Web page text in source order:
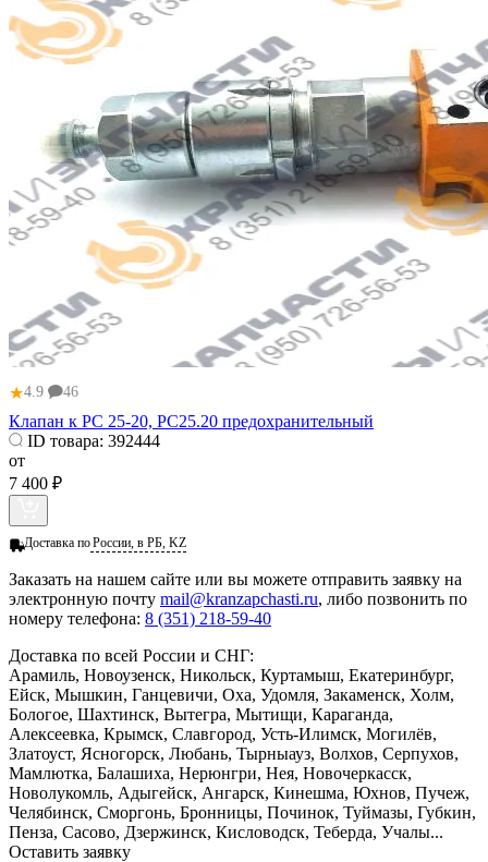
★4.9 46
Клапан к РС 25-20, РС25.20 предохранительный
ID товара: 392444
от
7 400 ₽
Доставка поРоссии, в РБ, KZ
Заказать на нашем сайте или вы можете отправить заявку на
электронную почту mail@kranzapchasti.ru, либо позвонить по
номеру телефона: 8 (351) 218-59-40
Доставка по всей России и СНГ:
Арамиль, Новоузенск, Никольск, Куртамыш, Екатеринбург,
Ейск, Мышкин, Ганцевичи, Оха, Удомля, Закаменск, Холм,
Бологое, Шахтинск, Вытегра, Мытищи, Караганда,
Алексеевка, Крымск, Славгород, Усть-Илимск, Могилёв,
Златоуст, Ясногорск, Любань, Тырныауз, Волхов, Серпухов,
Мамлютка, Балашиха, Нерюнгри, Нея, Новочеркасск,
Новолукомль, Адыгейск, Ангарск, Кинешма, Юхнов, Пучеж,
Челябинск, Сморгонь, Бронницы, Починок, Туймазы, Губкин,
Пенза, Сасово, Дзержинск, Кисловодск, Теберда, Учалы...
Оставить заявку